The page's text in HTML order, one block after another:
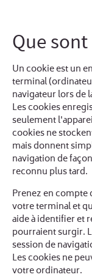
Que
Un cookie est un
terminal
navigateur lors de
Les cookies
seulement
cookies ne
mais donnent
navigation de
reconnu plus tard.
Prenez en
votre terminal et
aide à identifier et
pourraient surgir.
session de
Les cookies ne
votre ordinateur.